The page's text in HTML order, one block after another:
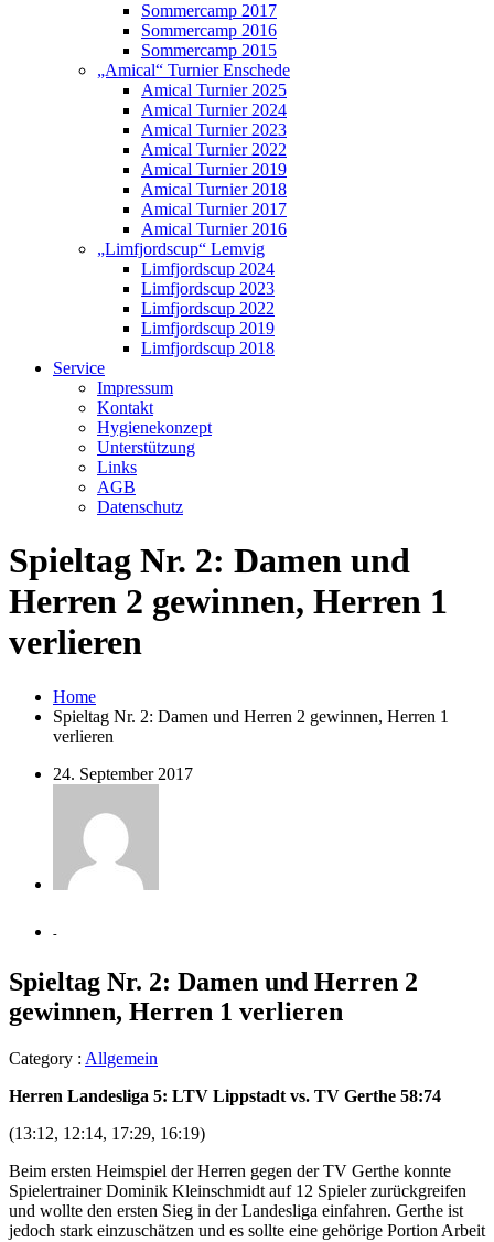
Sommercamp 2017
Sommercamp 2016
Sommercamp 2015
„Amical“ Turnier Enschede
Amical Turnier 2025
Amical Turnier 2024
Amical Turnier 2023
Amical Turnier 2022
Amical Turnier 2019
Amical Turnier 2018
Amical Turnier 2017
Amical Turnier 2016
„Limfjordscup“ Lemvig
Limfjordscup 2024
Limfjordscup 2023
Limfjordscup 2022
Limfjordscup 2019
Limfjordscup 2018
Service
Impressum
Kontakt
Hygienekonzept
Unterstützung
Links
AGB
Datenschutz
Spieltag Nr. 2: Damen und
Herren 2 gewinnen, Herren 1
verlieren
Home
Spieltag Nr. 2: Damen und Herren 2 gewinnen, Herren 1
verlieren
24. September 2017
-
Spieltag Nr. 2: Damen und Herren 2
gewinnen, Herren 1 verlieren
Category : Allgemein
Herren Landesliga 5: LTV Lippstadt vs. TV Gerthe 58:74
(13:12, 12:14, 17:29, 16:19)
Beim ersten Heimspiel der Herren gegen der TV Gerthe konnte
Spielertrainer Dominik Kleinschmidt auf 12 Spieler zurückgreifen
und wollte den ersten Sieg in der Landesliga einfahren. Gerthe ist
jedoch stark einzuschätzen und es sollte eine gehörige Portion Arbeit